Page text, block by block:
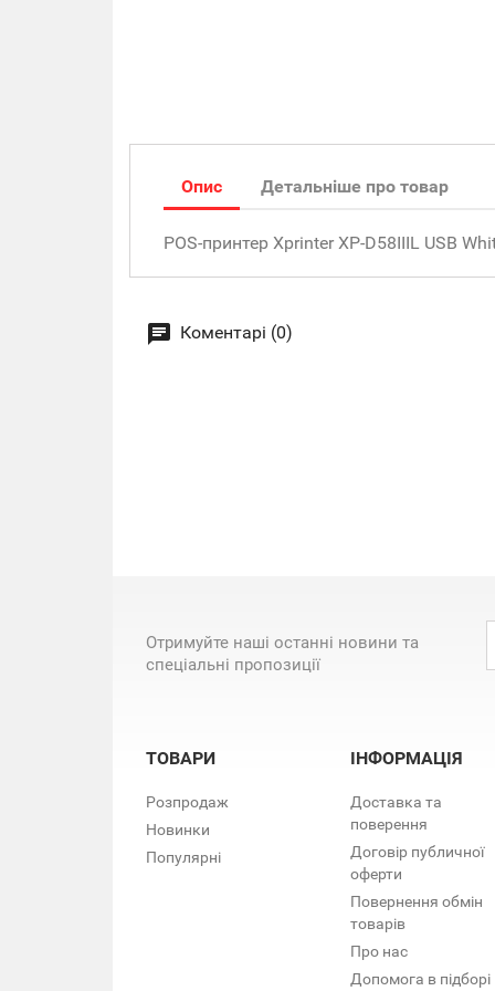
Опис Детальніше про товар
POS-принтер Xprinter XP-D58IIIL USB
Коментарі (0)
Отримуйте наші останні новини та
спеціальні пропозиції
ТОВАРИ
Розпродаж
Новинки
Популярні
ІНФОРМАЦІЯ
Доставка та
поверення
Договір публичної
оферти
Повернення обмін
товарів
Про нас
Допомога в підборі